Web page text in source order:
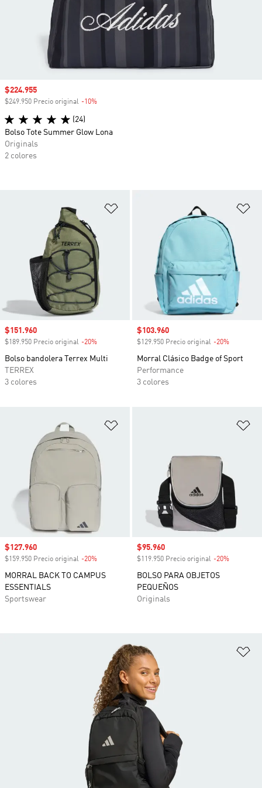
Añadir a la lista de deseos
Precio de venta
$151.960
$189.950 Precio original -20%
Bolso bandolera Terrex Multi
TERREX
3 colores
Precio de venta
$103.960
$129.950 Precio original -20%
Morral Clásico Badge of Sport
Performance
3 colores
Precio de venta
$127.960
$159.950 Precio original -20%
MORRAL BACK TO CAMPUS
ESSENTIALS
Sportswear
Precio de venta
$95.960
$119.950 Precio original -20%
BOLSO PARA OBJETOS
PEQUEÑOS
Originals
Precio de venta
$224.955
$249.950 Precio original -10%
(24)
Bolso Tote Summer Glow Lona
Originals
2 colores